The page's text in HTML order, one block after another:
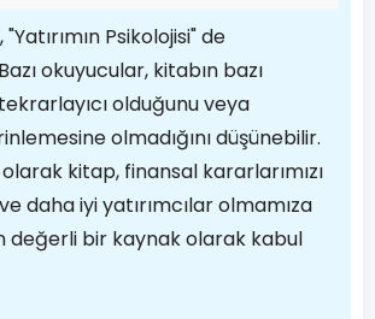
Psikolojisi" de
okuyucular, kitabın bazı
olduğunu veya
olmadığını düşünebilir.
kitap, finansal kararlarımızı
daha iyi yatırımcılar olmamıza
değerli bir kaynak olarak kabul